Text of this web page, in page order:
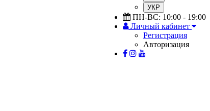
УКР
ПН-ВС: 10:00 - 19:00
Личный кабинет
Регистрация
Авторизация